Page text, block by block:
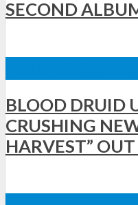
SECOND
BLOOD DRUID
CRUSHING
HARVEST”